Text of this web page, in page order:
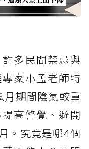
多民間禁忌與
家小孟老師特
月期間陰氣較重
高警覺、避開
。究竟是哪4個